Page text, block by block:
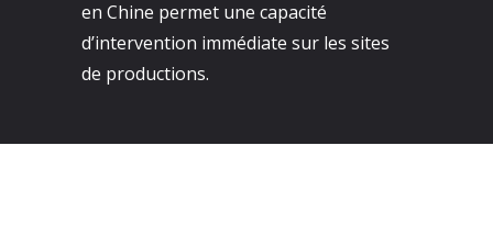
en Chine permet une capacité
d’intervention immédiate sur les sites
de productions.